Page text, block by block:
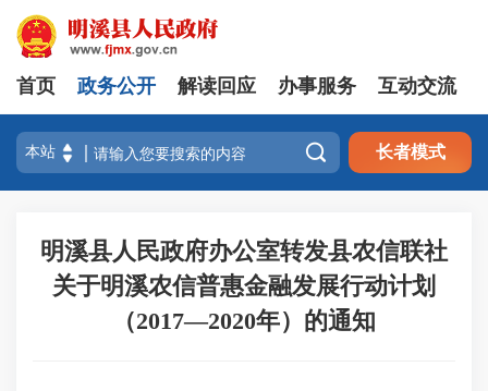
首页 政务公开 解读回应 办事服务 互动交流
 长者模式
明溪县人民政府办公室转发县农信联社
关于明溪农信普惠金融发展行动计划
（2017—2020年）的通知